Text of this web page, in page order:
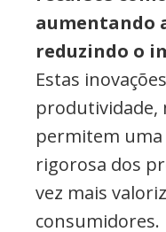
aumentando
reduzindo o
Estas
produtividade,
permitem
rigorosa dos
vez mais
consumidores.